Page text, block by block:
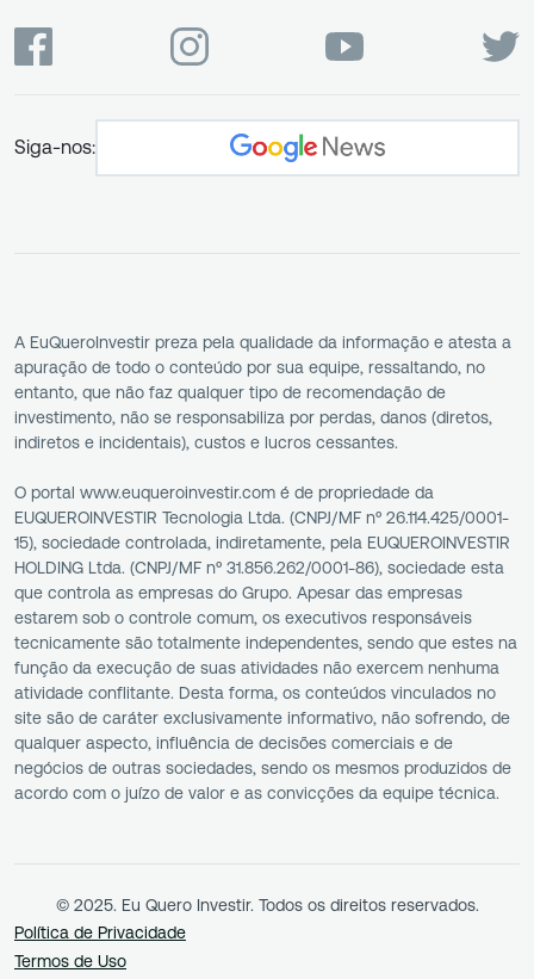
Siga-nos:
A EuQueroInvestir preza pela qualidade da informação e atesta a
apuração de todo o conteúdo por sua equipe, ressaltando, no
entanto, que não faz qualquer tipo de recomendação de
investimento, não se responsabiliza por perdas, danos (diretos,
indiretos e incidentais), custos e lucros cessantes.
O portal www.euqueroinvestir.com é de propriedade da
EUQUEROINVESTIR Tecnologia Ltda. (CNPJ/MF nº 26.114.425/0001-
15), sociedade controlada, indiretamente, pela EUQUEROINVESTIR
HOLDING Ltda. (CNPJ/MF nº 31.856.262/0001-86), sociedade esta
que controla as empresas do Grupo. Apesar das empresas
estarem sob o controle comum, os executivos responsáveis
tecnicamente são totalmente independentes, sendo que estes na
função da execução de suas atividades não exercem nenhuma
atividade conflitante. Desta forma, os conteúdos vinculados no
site são de caráter exclusivamente informativo, não sofrendo, de
qualquer aspecto, influência de decisões comerciais e de
negócios de outras sociedades, sendo os mesmos produzidos de
acordo com o juízo de valor e as convicções da equipe técnica.
© 2025. Eu Quero Investir. Todos os direitos reservados.
Política de Privacidade
Termos de Uso